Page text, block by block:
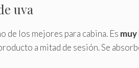
uva
de los mejores para cabina. Es
a mitad de sesión. Se